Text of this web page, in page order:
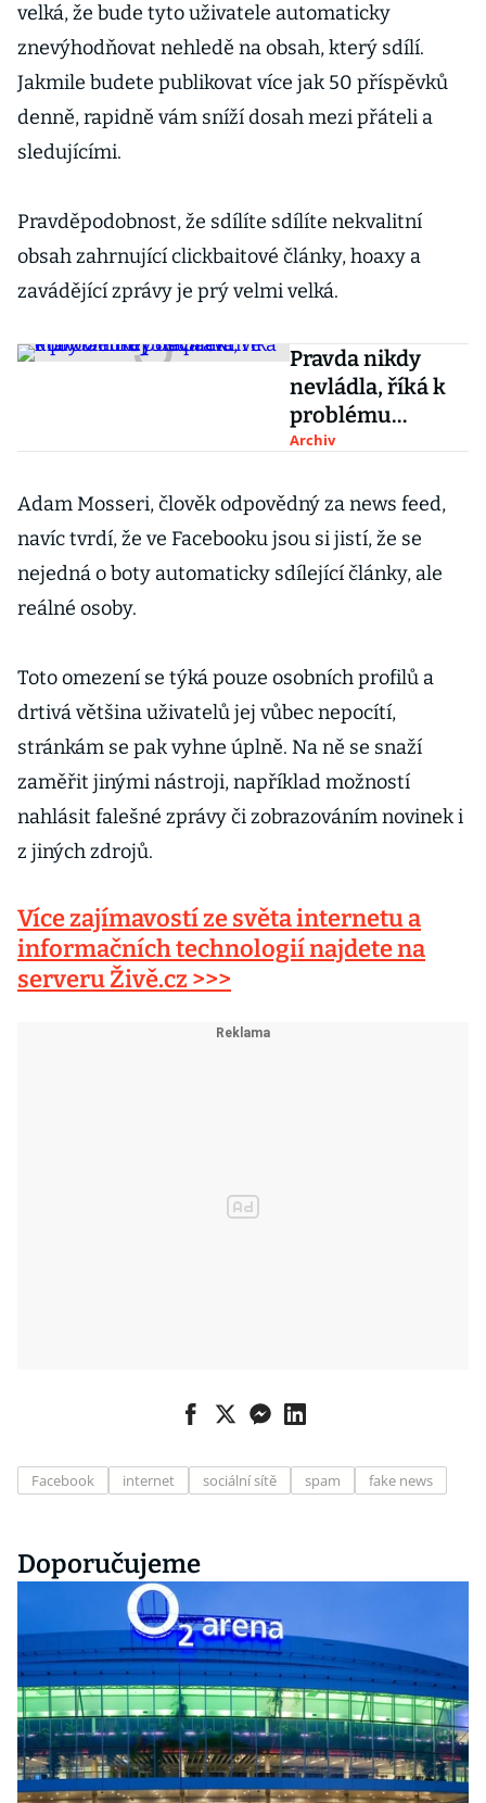
velká, že bude tyto uživatele automaticky
znevýhodňovat nehledě na obsah, který sdílí.
Jakmile budete publikovat více jak 50 příspěvků
denně, rapidně vám sníží dosah mezi přáteli a
sledujícími.
Pravděpodobnost, že sdílíte sdílíte nekvalitní
obsah zahrnující clickbaitové články, hoaxy a
zavádějící zprávy je prý velmi velká.
Pravda nikdy
nevládla, říká k
problému
postpravdivé
Slačálek
Archiv
Adam Mosseri, člověk odpovědný za news feed,
navíc tvrdí, že ve Facebooku jsou si jistí, že se
nejedná o boty automaticky sdílející články, ale
reálné osoby.
Toto omezení se týká pouze osobních profilů a
drtivá většina uživatelů jej vůbec nepocítí,
stránkám se pak vyhne úplně. Na ně se snaží
zaměřit jinými nástroji, například možností
nahlásit falešné zprávy či zobrazováním novinek i
z jiných zdrojů.
Více zajímavostí ze světa internetu a
informačních technologií najdete na
serveru Živě.cz >>>
Facebook internet sociální sítě spam fake news
Doporučujeme